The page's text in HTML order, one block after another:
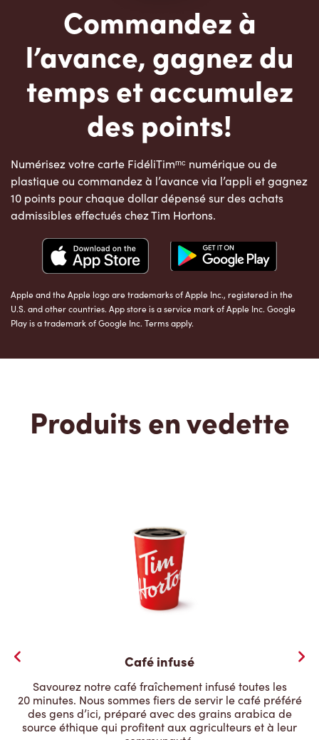
Commandez à
l’avance, gagnez du
temps et accumulez
des points!
Numérisez votre carte FidéliTimᵐᶜ numérique ou de
plastique ou commandez à l’avance via l’appli et gagnez
10 points pour chaque dollar dépensé sur des achats
admissibles effectués chez Tim Hortons.
Apple and the Apple logo are trademarks of Apple Inc., registered in the
U.S. and other countries. App store is a service mark of Apple Inc. Google
Play is a trademark of Google Inc. Terms apply.
Produits en vedette
Café infusé
Savourez notre café fraîchement infusé toutes les
20 minutes. Nous sommes fiers de servir le café préféré
des gens d’ici, préparé avec des grains arabica de
source éthique qui profitent aux agriculteurs et à leur